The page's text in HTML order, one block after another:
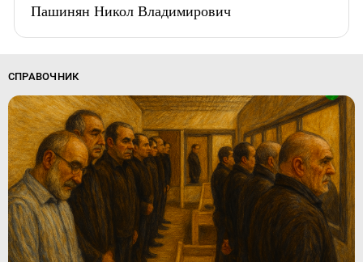
Пашинян Никол Владимирович
СПРАВОЧНИК